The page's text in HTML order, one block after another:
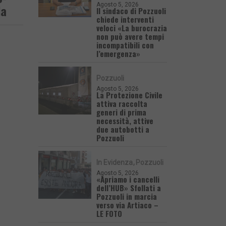
Agosto 5, 2026
Il sindaco di Pozzuoli
chiede interventi
veloci «La burocrazia
non può avere tempi
incompatibili con
l’emergenza»
Pozzuoli
Agosto 5, 2026
La Protezione Civile
attiva raccolta
generi di prima
necessità, attive
due autobotti a
Pozzuoli
In Evidenza Pozzuoli
Agosto 5, 2026
«Apriamo i cancelli
dell’HUB» Sfollati a
Pozzuoli in marcia
verso via Artiaco –
LE FOTO